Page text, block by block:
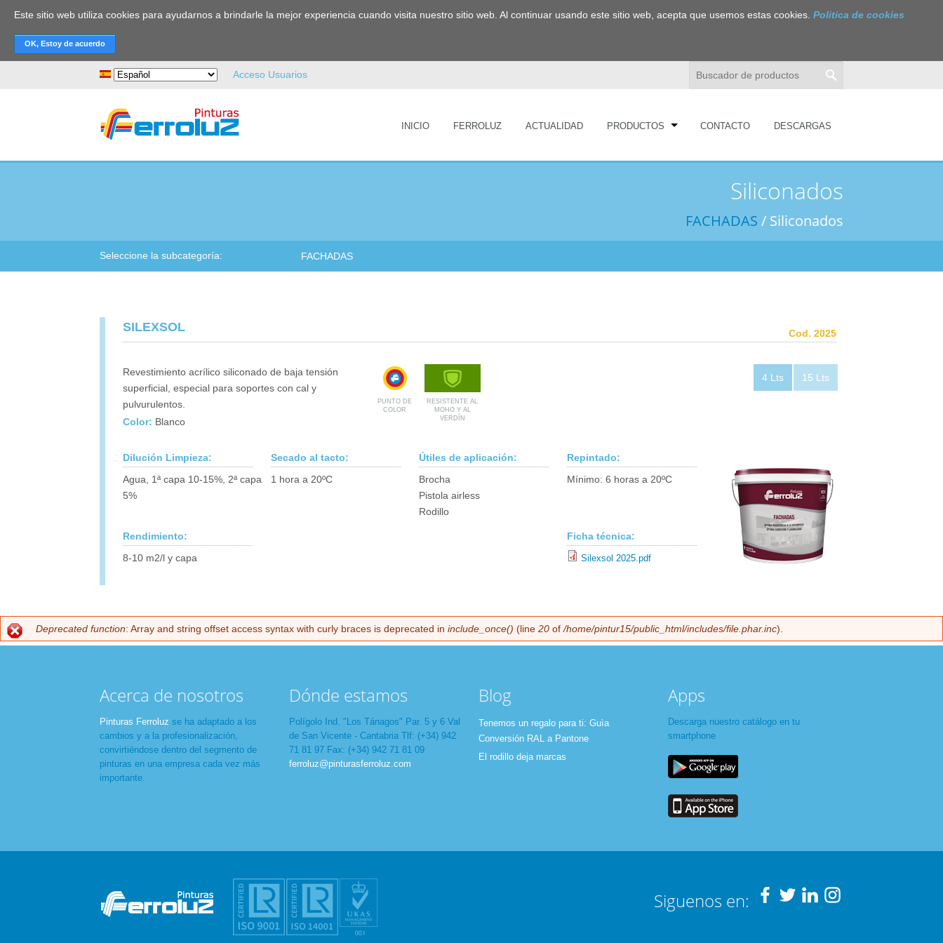
Este sitio web utiliza cookies para ayudarnos a brindarle la mejor experiencia cuando visita nuestro sitio web. Al continuar usando este sitio web, acepta que usemos estas cookies. Politica de cookies
Buscar
Acceso Usuarios
INICIO FERROLUZ ACTUALIDAD PRODUCTOS CONTACTO DESCARGAS
Siliconados
FACHADAS / Siliconados
Seleccione la subcategoría: FACHADAS
SILEXSOL Cod. 2025
Revestimiento acrílico siliconado de baja tensión
superficial, especial para soportes con cal y
pulvurulentos.
Color: Blanco
PUNTO DE
COLOR
RESISTENTE AL
MOHO Y AL
VERDÍN
15 Lts
4 Lts
Dilución Limpieza:
Agua, 1ª capa 10-15%, 2ª capa
5%
Secado al tacto:
1 hora a 20ºC
Útiles de aplicación:
Brocha
Pistola airless
Rodillo
Repintado:
Mínimo: 6 horas a 20ºC
Rendimiento:
8-10 m2/l y capa
Ficha técnica:
Silexsol 2025.pdf
Mensaje de error
Deprecated function: Array and string offset access syntax with curly braces is deprecated in include_once() (line 20 of/home/pintur15/public_html/includes/file.phar.inc).
Acerca de nosotros
Pinturas Ferroluz se ha adaptado a los
cambios y a la profesionalización,
convirtiéndose dentro del segmento de
pinturas en una empresa cada vez más
importante.
Dónde estamos
Polígolo Ind. "Los Tánagos" Par. 5 y 6 Val
de San Vicente - Cantabria Tlf: (+34) 942
71 81 97 Fax: (+34) 942 71 81 09
ferroluz@pinturasferroluz.com
Blog
Tenemos un regalo para ti: Guìa
Conversión RAL a Pantone
El rodillo deja marcas
Apps
Descarga nuestro catálogo en tu
smartphone
Siguenos en: